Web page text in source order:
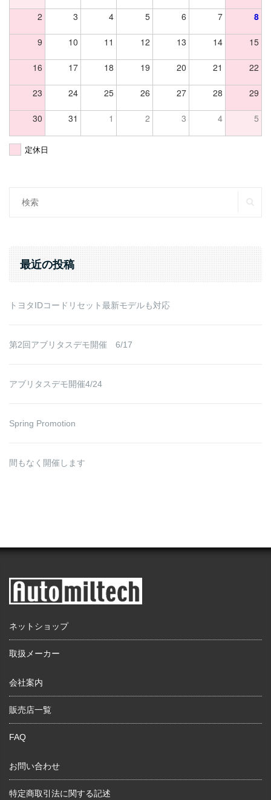
2 3 4 5 6 7 8
9 10 11 12 13 14 15
16 17 18 19 20 21 22
23 24 25 26 27 28 29
30 31 1 2 3 4 5
定休日
Search
最近の投稿
トヨタIDコードリセット最新モデルも対応
第2回アブリタスデモ開催 6/17
アブリタスデモ開催4/24
Spring Promotion
間もなく開催します
ネットショップ
取扱メーカー
会社案内
販売店一覧
FAQ
お問い合わせ
特定商取引法に関する記述